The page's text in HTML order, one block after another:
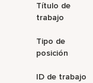
Título de
trabajo
Tipo de
posición
ID de trabajo